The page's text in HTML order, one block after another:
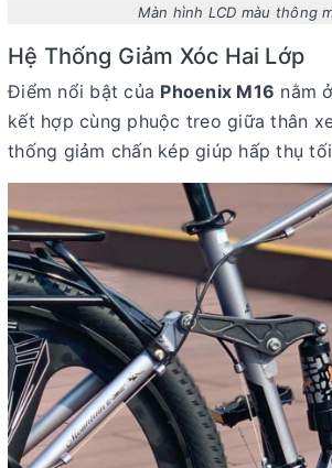
Màn hình LCD màu thông
Hệ Thống Giảm Xóc Hai Lớp
Điểm nổi bật của Phoenix M16 nằm ở
kết hợp cùng phuộc treo giữa thân
thống giảm chấn kép giúp hấp thụ